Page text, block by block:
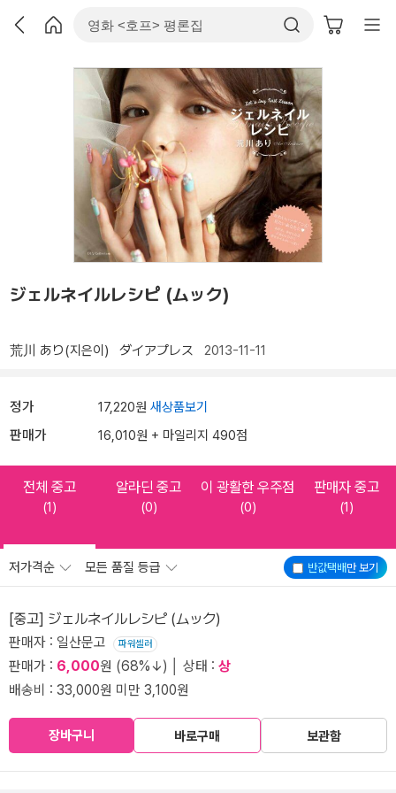
ジェルネイルレシピ (ムック)
荒川 あり(지은이) ダイアプレス 2013-11-11
정가 17,220원 새상품보기
판매가 16,010원 + 마일리지 490점
전체 중고
(1)
알라딘 중고
(0)
이 광활한 우주점
(0)
판매자 중고
(1)
반값택배만 보기
저가격순 모든 품질 등급
[중고] ジェルネイルレシピ (ムック)
판매자 : 일산문고 파워셀러
판매가 : 6,000원 (68%↓) │ 상태 : 상
배송비 : 33,000원 미만 3,100원
장바구니 바로구매 보관함